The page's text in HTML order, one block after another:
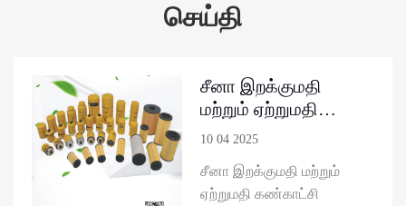
செய்தி
சீனா இறக்குமதி
மற்றும் ஏற்றுமதி
கண்காட்சி --- பச்சை-
வடிகட்டி தீர்வுகள்
10 04 2025
சீனா இறக்குமதி மற்றும்
ஏற்றுமதி கண்காட்சி